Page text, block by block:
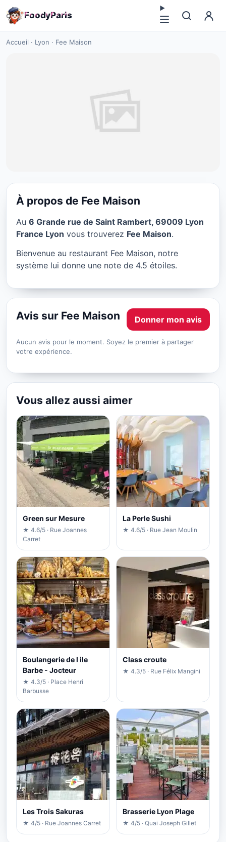
FoodyParis
Accueil · Lyon · Fee Maison
Fee Maison à Lyon
À propos de Fee Maison
Au 6 Grande rue de Saint Rambert, 69009 Lyon
France Lyon vous trouverez Fee Maison.
Bienvenue au restaurant Fee Maison, notre
système lui donne une note de 4.5 étoiles.
Avis sur Fee Maison Donner mon avis
Aucun avis pour le moment. Soyez le premier à partager
votre expérience.
Vous allez aussi aimer
Green sur Mesure
★ 4.6/5 · Rue Joannes
Carret
La Perle Sushi
★ 4.6/5 · Rue Jean Moulin
Boulangerie de l ile
Barbe - Jocteur
★ 4.3/5 · Place Henri
Barbusse
Class croute
★ 4.3/5 · Rue Félix Mangini
Les Trois Sakuras
★ 4/5 · Rue Joannes Carret
Brasserie Lyon Plage
★ 4/5 · Quai Joseph Gillet